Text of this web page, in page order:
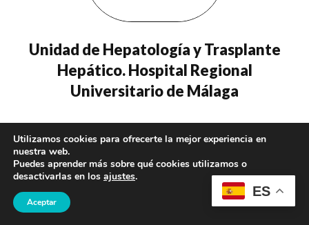
Unidad de Hepatología y Trasplante
Hepático. Hospital Regional
Universitario de Málaga
– Rocío González Grande
ES
Utilizamos cookies para ofrecerte la mejor experiencia en
nuestra web.
Puedes aprender más sobre qué cookies utilizamos o
desactivarlas en los ajustes.
Aceptar